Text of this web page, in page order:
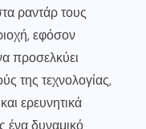
ραντάρ τους
εφόσον
προσελκύει
της τεχνολογίας,
ερευνητικά
ένα δυναμικό